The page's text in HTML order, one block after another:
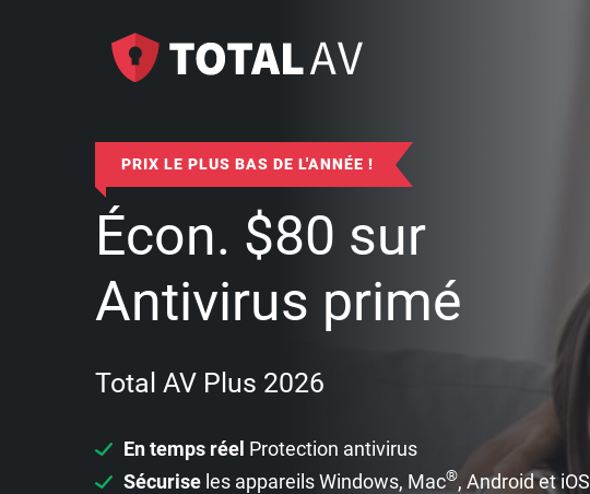
PRIX LE PLUS BAS DE L'ANNÉE !
Écon. $80 sur
Antivirus primé
Total AV Plus 2026
En temps réel Protection antivirus
Sécurise les appareils Windows, Mac®, Android et iOS